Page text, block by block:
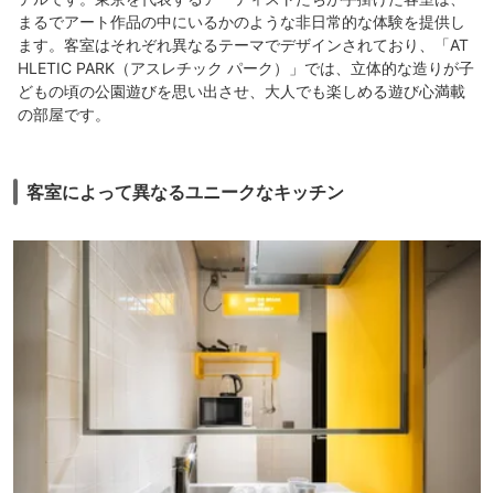
まるでアート作品の中にいるかのような非日常的な体験を提供し
ます。客室はそれぞれ異なるテーマでデザインされており、「AT
HLETIC PARK（アスレチック パーク）」では、立体的な造りが子
どもの頃の公園遊びを思い出させ、大人でも楽しめる遊び心満載
の部屋です。
客室によって異なるユニークなキッチン